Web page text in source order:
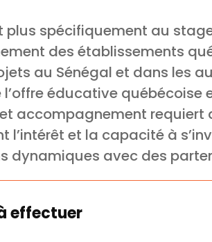
plus spécifiquement au
des établissements
au Sénégal et dans les
éducative
accompagnement requiert
l’intérêt et la capacité à
dynamiques avec des
effectuer